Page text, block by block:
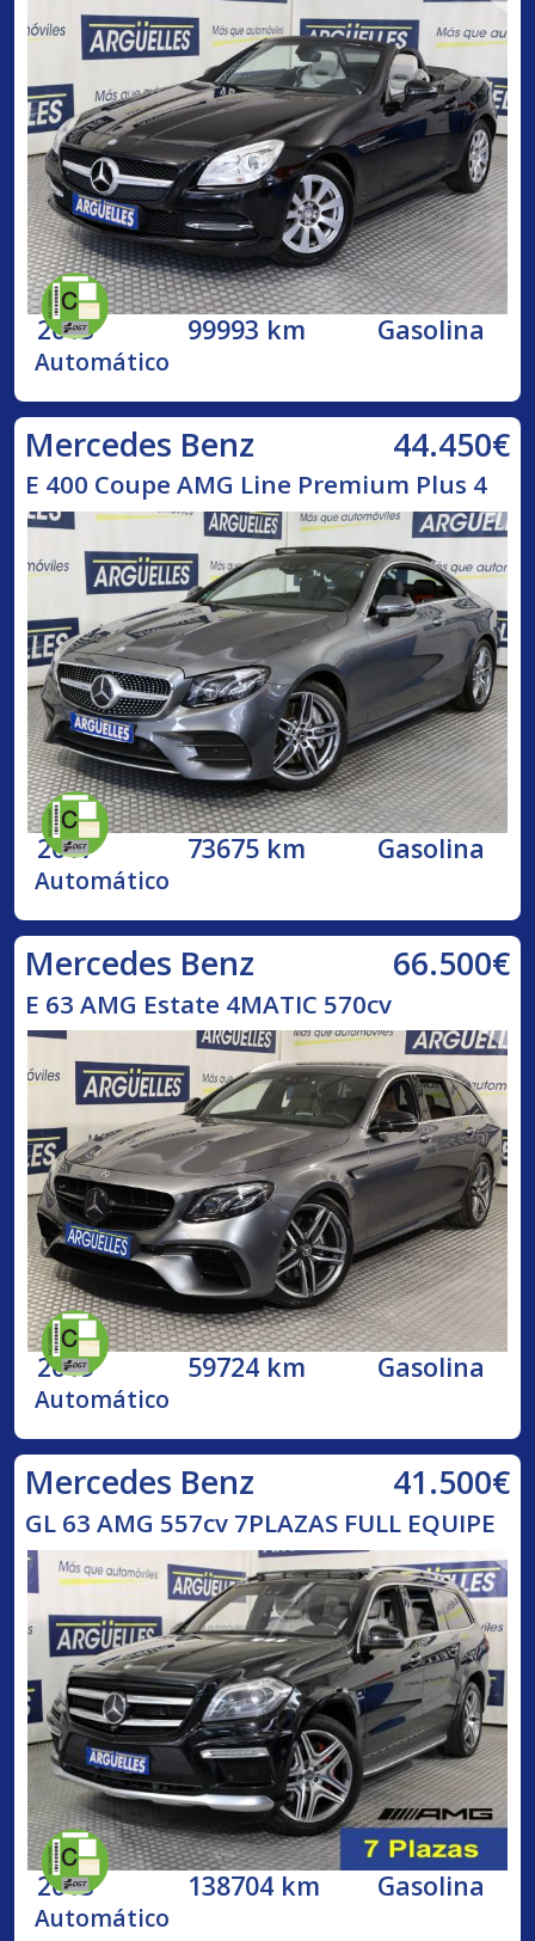
2013 99993 km Gasolina
Automático
Mercedes Benz 44.450€
E 400 Coupe AMG Line Premium Plus 4
2017 73675 km Gasolina
Automático
Mercedes Benz 66.500€
E 63 AMG Estate 4MATIC 570cv
2019 59724 km Gasolina
Automático
Mercedes Benz 41.500€
GL 63 AMG 557cv 7PLAZAS FULL EQUIPE
2013 138704 km Gasolina
Automático